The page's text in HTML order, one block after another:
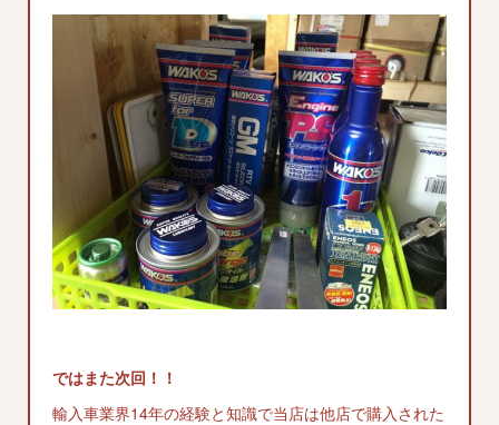
ではまた次回！！
輸入車業界14年の経験と知識で当店は他店で購入された